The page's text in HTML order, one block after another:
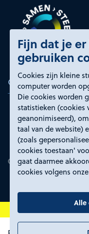
Fijn dat je
gebruiken
Cookies zijn kleine
computer worden
Die cookies worden
statistieken (cookies
geanonimiseerd),
taal van de website)
(zoals
cookies toestaan'
gaat daarmee
cookies volgens
Alle
Certificeringen